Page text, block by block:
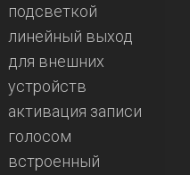
подсветкой
линейный выход
для внешних
устройств
активация записи
голосом
встроенный